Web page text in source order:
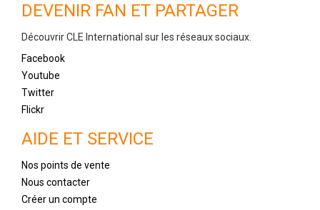
DEVENIR FAN ET PARTAGER
Découvrir CLE International sur les réseaux sociaux.
Facebook
Youtube
Twitter
Flickr
AIDE ET SERVICE
Nos points de vente
Nous contacter
Créer un compte